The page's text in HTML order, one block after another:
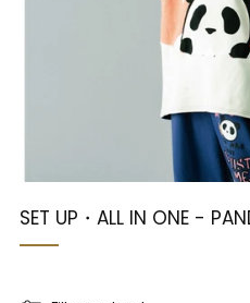
SET UP・ALL IN ONE -